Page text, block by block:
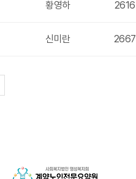
황영하 2616
신미란 2667